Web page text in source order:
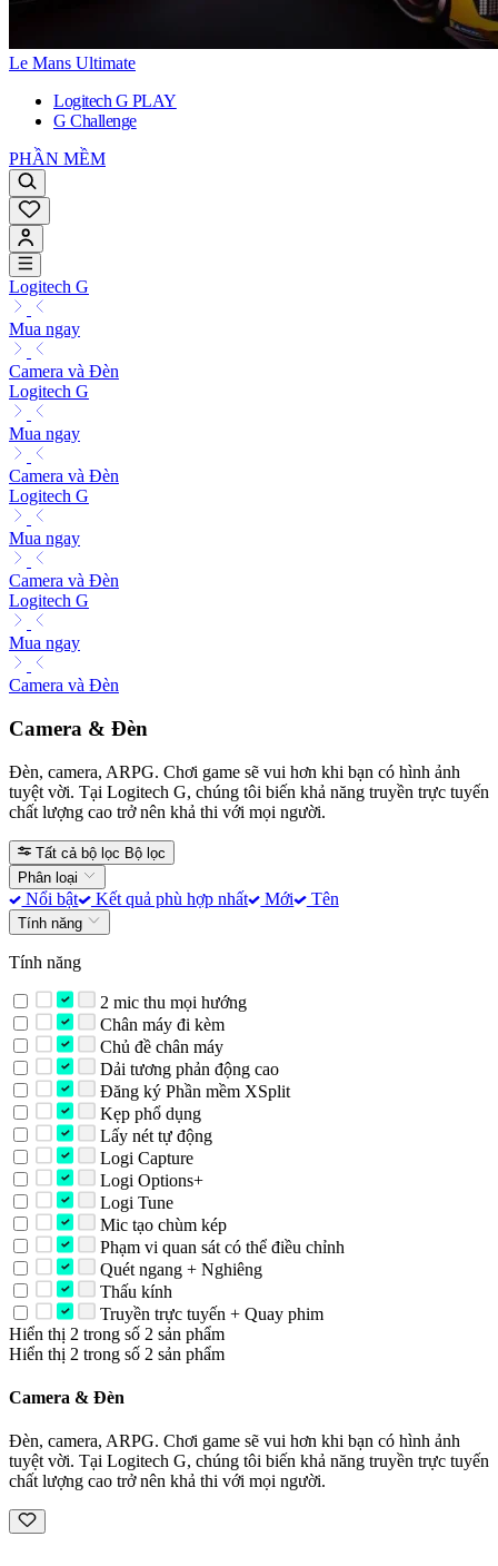
Le Mans Ultimate
Logitech G PLAY
G Challenge
PHẦN MỀM
Logitech G
Mua ngay
Camera và Đèn
Logitech G
Mua ngay
Camera và Đèn
Logitech G
Mua ngay
Camera và Đèn
Logitech G
Mua ngay
Camera và Đèn
Camera & Đèn
Đèn, camera, ARPG. Chơi game sẽ vui hơn khi bạn có hình ảnh
tuyệt vời. Tại Logitech G, chúng tôi biến khả năng truyền trực tuyến
chất lượng cao trở nên khả thi với mọi người.
Tất cả bộ lọc Bộ lọc
Phân loại
Nổi bật Kết quả phù hợp nhất Mới Tên
Tính năng
Tính năng
2 mic thu mọi hướng
Chân máy đi kèm
Chủ đề chân máy
Dải tương phản động cao
Đăng ký Phần mềm XSplit
Kẹp phổ dụng
Lấy nét tự động
Logi Capture
Logi Options+
Logi Tune
Mic tạo chùm kép
Phạm vi quan sát có thể điều chỉnh
Quét ngang + Nghiêng
Thấu kính
Truyền trực tuyến + Quay phim
Hiển thị 2 trong số 2 sản phẩm
Hiển thị 2 trong số 2 sản phẩm
Camera & Đèn
Đèn, camera, ARPG. Chơi game sẽ vui hơn khi bạn có hình ảnh
tuyệt vời. Tại Logitech G, chúng tôi biến khả năng truyền trực tuyến
chất lượng cao trở nên khả thi với mọi người.